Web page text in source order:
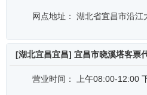
网点地址： 湖北省宜昌市沿江
[湖北宜昌宜昌] 宜昌市晓溪塔客票
营业时间： 上午08:00-12:00